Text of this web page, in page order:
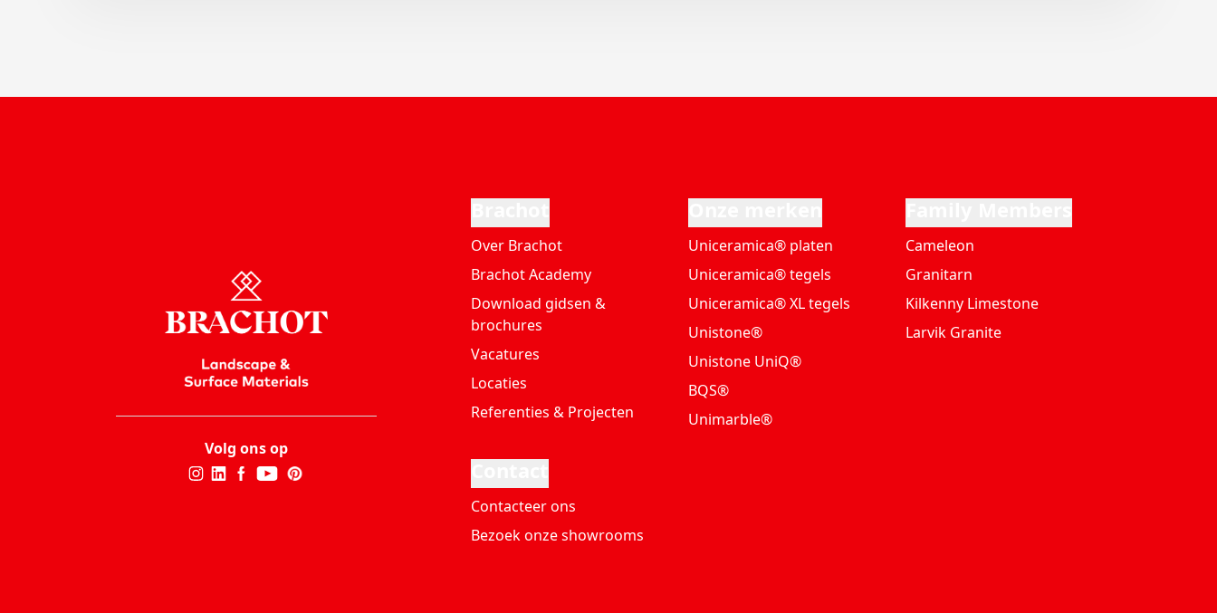
Volg ons op
Over Brachot
Brachot Academy
Download gidsen &
brochures
Vacatures
Locaties
Referenties & Projecten
Uniceramica® platen
Uniceramica® tegels
Uniceramica® XL tegels
Unistone®
Unistone UniQ®
BQS®
Unimarble®
Cameleon
Granitarn
Kilkenny Limestone
Larvik Granite
Contacteer ons
Bezoek onze showrooms